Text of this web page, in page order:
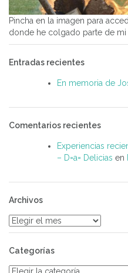
Pincha en la imagen para
donde he colgado parte de mi
Entradas recientes
En memoria de
Comentarios recientes
Experiencias
– D=a= Delicias en
Archivos
Archivos
Categorías
Categorías